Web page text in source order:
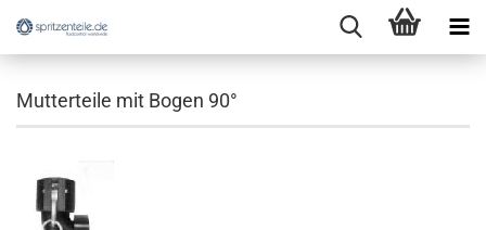
Mutterteile mit Bogen 90°